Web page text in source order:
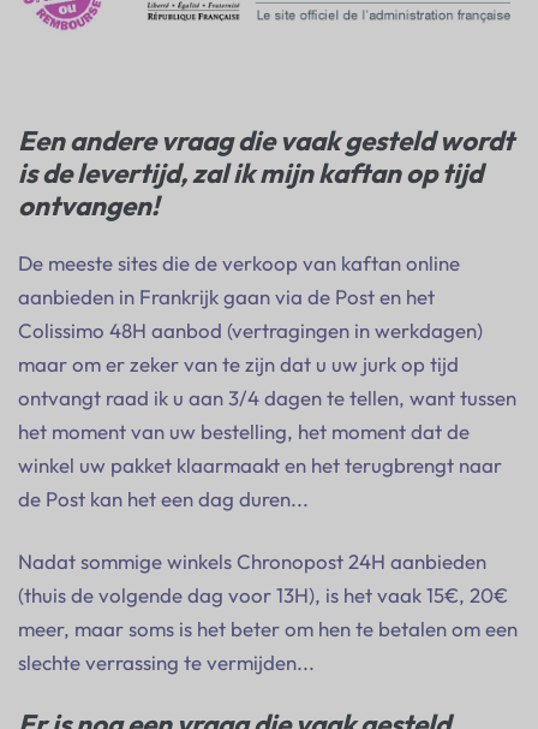
Een andere vraag die vaak gesteld wordt
is de levertijd, zal ik mijn kaftan op tijd
ontvangen!
De meeste sites die de verkoop van kaftan online
aanbieden in Frankrijk gaan via de Post en het
Colissimo 48H aanbod (vertragingen in werkdagen)
maar om er zeker van te zijn dat u uw jurk op tijd
ontvangt raad ik u aan 3/4 dagen te tellen, want tussen
het moment van uw bestelling, het moment dat de
winkel uw pakket klaarmaakt en het terugbrengt naar
de Post kan het een dag duren...
Nadat sommige winkels Chronopost 24H aanbieden
(thuis de volgende dag voor 13H), is het vaak 15€, 20€
meer, maar soms is het beter om hen te betalen om een
slechte verrassing te vermijden...